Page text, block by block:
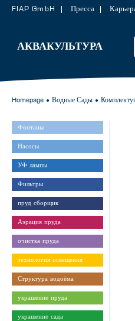
АКВАКУЛЬТУРА
FIAP GmbH Пресса
Homepage ● Водные Сады ●
Фонтаны
Насосы
УФ лампы
Фильтры
пруд сборщик
Аэрация пруда
очистка пруда
технология освещения
Структура водоёма
украшение пруда
украшение сада